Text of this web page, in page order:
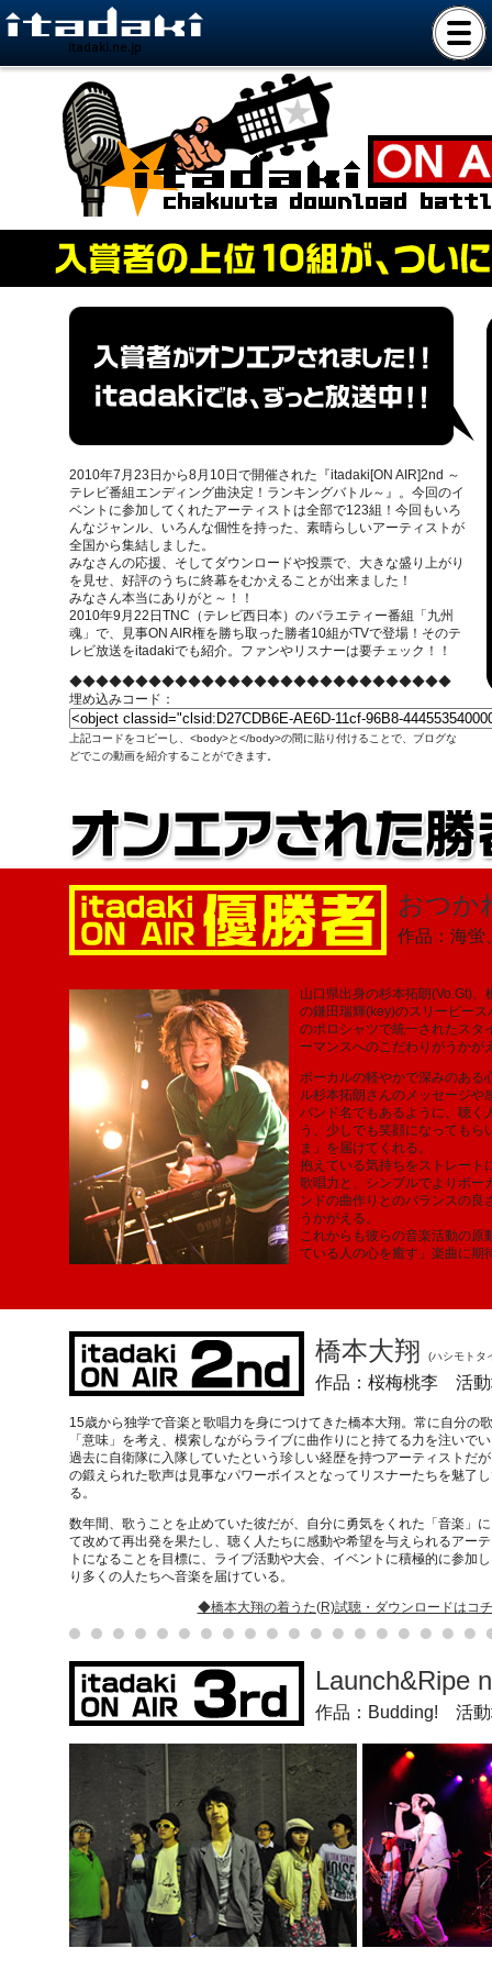
itadaki.ne.jp
2010年7月23日から8月10日で開催された『itadaki[ON AIR]2nd ～
テレビ番組エンディング曲決定！ランキングバトル～』。今回のイ
ベントに参加してくれたアーティストは全部で123組！今回もいろ
んなジャンル、いろんな個性を持った、素晴らしいアーティストが
全国から集結しました。
みなさんの応援、そしてダウンロードや投票で、大きな盛り上がり
を見せ、好評のうちに終幕をむかえることが出来ました！
みなさん本当にありがと～！！
2010年9月22日TNC（テレビ西日本）のバラエティー番組「九州
魂」で、見事ON AIR権を勝ち取った勝者10組がTVで登場！そのテ
レビ放送をitadakiでも紹介。ファンやリスナーは要チェック！！
◆◆◆◆◆◆◆◆◆◆◆◆◆◆◆◆◆◆◆◆◆◆◆◆◆◆◆◆◆
埋め込みコード：
上記コードをコピーし、<body>と</body>の間に貼り付けることで、ブログな
どでこの動画を紹介することができます。
おつか
作品：海
山口県出身の杉本拓朗(Vo.Gt)
の鎌田瑞輝(key)のスリーピー
のポロシャツで統一されたスタ
ーマンスへのこだわりがうかが
ボーカルの軽やかで深みのある
ル杉本拓朗さんのメッセージや
バンド名でもあるように、聴く
う、少しでも笑顔になってもら
ま」を届けてくれる。
抱えている気持ちをストレート
歌唱力と、シンプルでよりボー
ンドの曲作りとのバランスの良
うかがえる。
これからも彼らの音楽活動の原
ている人の心を癒す」楽曲に期
橋本大翔 (ハシモトタ
作品：桜梅桃李 活動
15歳から独学で音楽と歌唱力を身につけてきた橋本大翔。常に自分の
「意味」を考え、模索しながらライブに曲作りにと持てる力を注いで
過去に自衛隊に入隊していたという珍しい経歴を持つアーティストだ
の鍛えられた歌声は見事なパワーボイスとなってリスナーたちを魅了
る。
数年間、歌うことを止めていた彼だが、自分に勇気をくれた「音楽」
て改めて再出発を果たし、聴く人たちに感動や希望を与えられるアー
トになることを目標に、ライブ活動や大会、イベントに積極的に参加
り多くの人たちへ音楽を届けている。
◆橋本大翔の着うた(R)試聴・ダウンロードはコ
Launch&Ripe
作品：Budding! 活動